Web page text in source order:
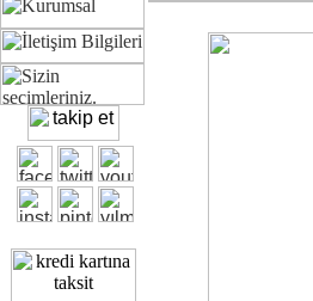
Ofisinizin dekorasyonunda ergonomi
Çünkü sitemizde bulunan seçkin
Size yakışan ofis tasarımına gelin
Kalite ve ergonomiyi arıyanların